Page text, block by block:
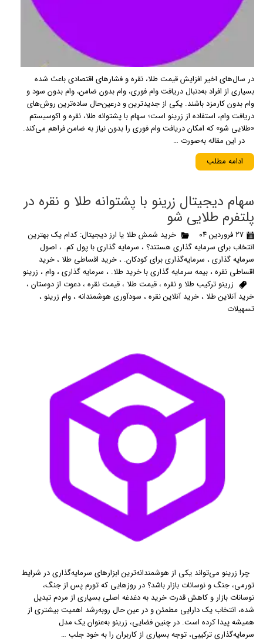
در سال‌های اخیر افزایش قیمت طلا، نقره و فشارهای اقتصادی باعث شده
بسیاری از افراد به‌دنبال دریافت وام فوری، وام بدون ضامن، وام بدون سود و
وام بدون کارمزد باشند. یکی از جدیدترین و درعین‌حال ساده‌ترین روش‌های
دریافت وام، استفاده از زرینو است؛ سهام با پشتوانه طلا، نقره و اکوسیستم
«طلایی شو» که امکان دریافت وام فوری را بدون نیاز به ضامن فراهم می‌کند.
در این مقاله به‌صورت …
ادامه مطلب
سهام دیجیتال زرینو با پشتوانه طلا و نقره در
پلتفرم طلایی شو
۲۷ فروردین ۰۴
خرید شمش طلا یا ارز دیجیتال: کدام یک بهترین
انتخاب برای سرمایه گذاری هستند؟، سرمایه گذاری با پول کم. ، اصول
سرمایه گذاری، سرمایه‌گذاری برای کودکان. ، خرید اقساطی طلا ، خرید
اقساطی نقره، بیمه سرمایه گذاری با خرید طلا. ، سرمایه گذاری، وام، زرینو
زرینو ترکیب طلا و نقره، قیمت طلا ، قیمت نقره، دعوت از دوستان،
خرید آنلاین طلا ، خرید آنلاین نقره، سودآوری هوشمندانه، وام زرینو ،
تسهیلات
چرا زرینو می‌تواند یکی از هوشمندانه‌ترین ابزارهای سرمایه‌گذاری در شرایط
تورمی، جنگ و نوسانات بازار باشد؟ در روزهایی که تورم پس از جنگ،
نوسانات بازار و کاهش قدرت خرید به دغدغه اصلی بسیاری از مردم تبدیل
شده، انتخاب یک دارایی مطمئن و در عین حال رو‌به‌رشد اهمیت بیشتری از
همیشه پیدا کرده است. در چنین فضایی، زرینو به‌عنوان یک مدل
سرمایه‌گذاری ترکیبی، توجه بسیاری از کاربران را به خود جلب …